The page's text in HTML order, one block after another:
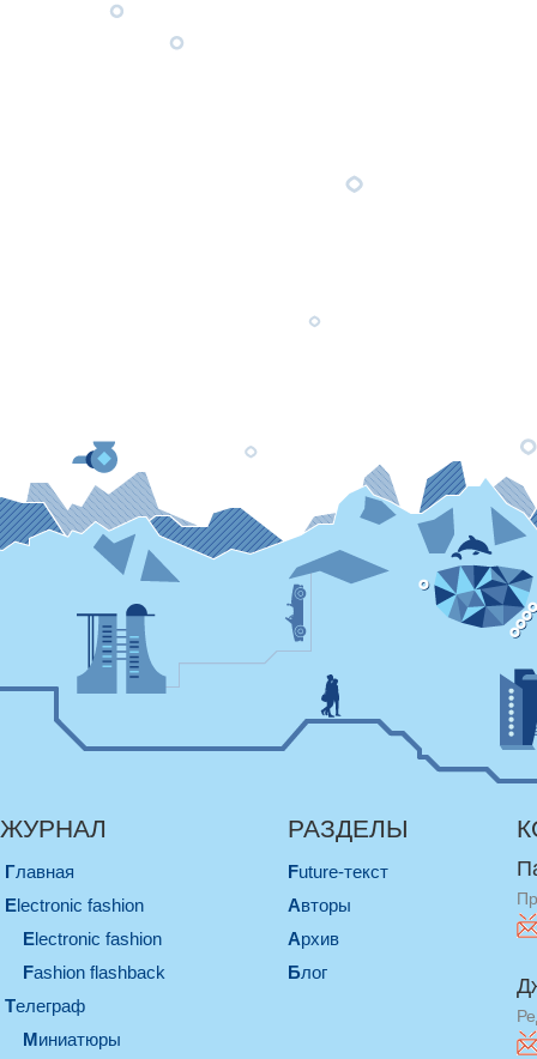
ЖУРНАЛ
Главная
electronic fashion
electronic fashion
Fashion flashback
телеграф
миниатюры
РАЗДЕЛЫ
Future-текст
Авторы
Архив
Блог